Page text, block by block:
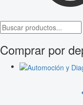
Comprar por